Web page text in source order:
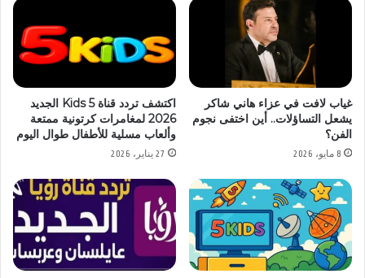
غياب لافت في عزاء هاني شاكر
يشعل التساؤلات.. أين اختفى نجوم
الفن؟
8 مايو، 2026
اكتشف تردد قناة 5 Kids الجديد
2026 لمغامرات كرتونية ممتعة
وألعاب مسلية للأطفال طوال اليوم
27 يناير، 2026